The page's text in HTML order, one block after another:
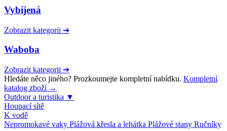
Vybíjená
Zobrazit kategorii ➔
Waboba
Zobrazit kategorii ➔
Hledáte něco jiného? Prozkoumejte kompletní nabídku. Kompletní
katalog zboží →
Outdoor a turistika ▼
Houpací sítě
K vodě
Nepromokavé vaky Plážová křesla a lehátka Plážové stany Ručníky